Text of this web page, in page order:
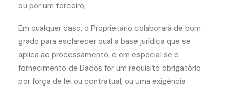
ou por um terceiro;
Em qualquer caso, o Proprietário colaborará de bom
grado para esclarecer qual a base jurídica que se
aplica ao processamento, e em especial se o
fornecimento de Dados for um requisito obrigatório
por força de lei ou contratual, ou uma exigência